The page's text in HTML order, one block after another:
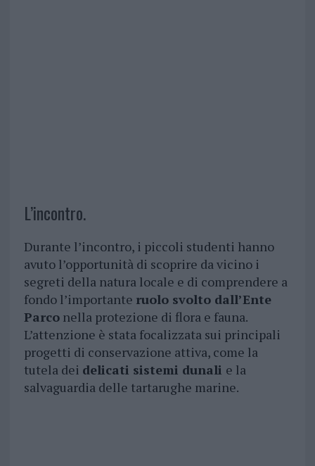
L’incontro.
Durante l’incontro, i piccoli studenti hanno
avuto l’opportunità di scoprire da vicino i
segreti della natura locale e di comprendere a
fondo l’importante ruolo svolto dall’Ente
Parconella protezione di flora e fauna.
L’attenzione è stata focalizzata sui principali
progetti di conservazione attiva, come la
tutela dei delicati sistemi dunali e la
salvaguardia delle tartarughe marine.